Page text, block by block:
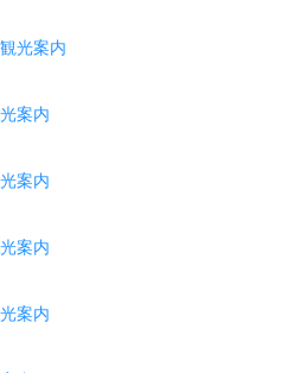
光案内
案内
案内
案内
案内